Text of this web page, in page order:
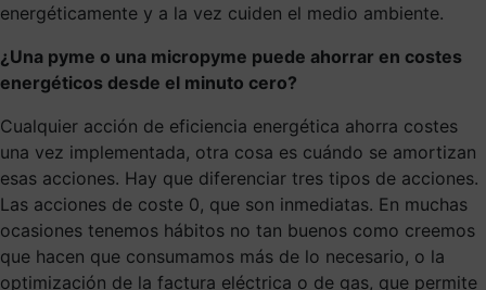
energéticamente y a la vez cuiden el medio ambiente.
¿Una pyme o una micropyme puede ahorrar en costes
energéticos desde el minuto cero?
Cualquier acción de eficiencia energética ahorra costes
una vez implementada, otra cosa es cuándo se amortizan
esas acciones. Hay que diferenciar tres tipos de acciones.
Las acciones de coste 0, que son inmediatas. En muchas
ocasiones tenemos hábitos no tan buenos como creemos
que hacen que consumamos más de lo necesario, o la
optimización de la factura eléctrica o de gas, que permite